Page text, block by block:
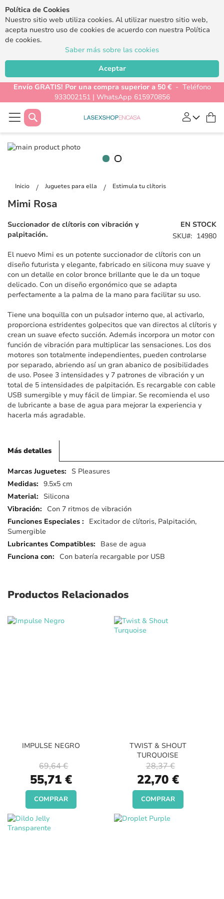
Política de Cookies
Nuestro sitio web utiliza cookies. Al utilizar nuestro sitio web,
acepta nuestro uso de cookies de acuerdo con nuestra Política
de cookies.
Saber más sobre las cookies
Aceptar
Envío GRATIS! Por una compra superior a 50 €- Teléfono
933002151 | WhatsApp 615970856
Buscar
Inicio Juguetes para ella Estimula tu clítoris
Saltar
de
de
galería
de
Mimi Rosa
EN STOCK
SKU
14980
Succionador de clítoris con vibración y
palpitación.
El nuevo Mimi es un potente succionador de clítoris con un
diseño futurista y elegante, fabricado en silicona muy suave y
con un detalle en color bronce brillante que le da un toque
delicado. Con un diseño ergonómico que se adapta
perfectamente a la palma de la mano para facilitar su uso.
Tiene una boquilla con un pulsador interno que, al activarlo,
proporciona estridentes golpecitos que van directos al clítoris y
crean un suave efecto succión. Además incorpora un motor con
función de vibración para multiplicar las sensaciones. Los dos
motores son totalmente independientes, pueden controlarse
por separado, abriendo así un gran abanico de posibilidades
de uso. Posee 3 intensidades y 7 patrones de vibración y un
total de 5 intensidades de palpitación. Es recargable con cable
USB sumergible y muy fácil de limpiar. Se recomienda el uso
de lubricante a base de agua para mejorar la experiencia y
hacerla más agradable.
Más detalles
Más
detalles
S Pleasures
9.5x5 cm
Silicona
Con 7 ritmos de vibración
Excitador de clítoris, Palpitación,
Sumergible
Base de agua
Con batería recargable por USB
Productos Relacionados
IMPULSE NEGRO
Special
Price
55,71 €
69,64 €
COMPRAR
TWIST & SHOUT
TURQUOISE
Special
Price
22,70 €
28,37 €
COMPRAR